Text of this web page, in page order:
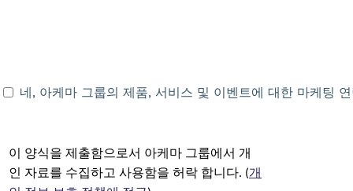
네, 아케마 그룹의 제품, 서비스 및 이벤트에 대한 마케팅
이 양식을 제출함으로서 아케마 그룹에서 개
인 자료를 수집하고 사용함을 허락 합니다. (개